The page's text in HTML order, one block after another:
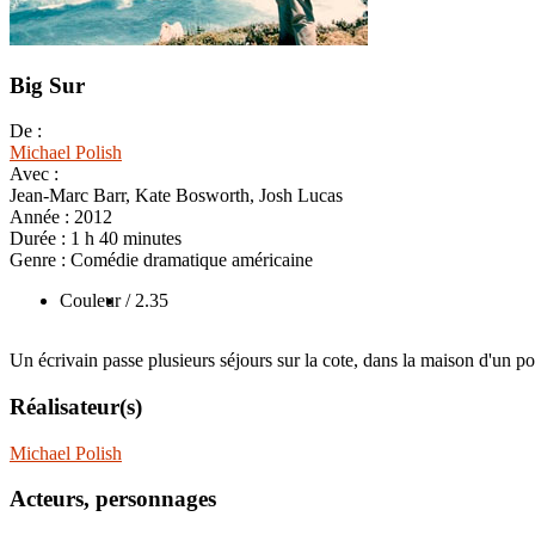
Big Sur
De :
Michael Polish
Avec :
Jean-Marc Barr, Kate Bosworth, Josh Lucas
Année : 2012
Durée : 1 h 40 minutes
Genre : Comédie dramatique américaine
Couleur / 2.35
Un écrivain passe plusieurs séjours sur la cote, dans la maison d'un
Réalisateur(s)
Michael Polish
Acteurs, personnages